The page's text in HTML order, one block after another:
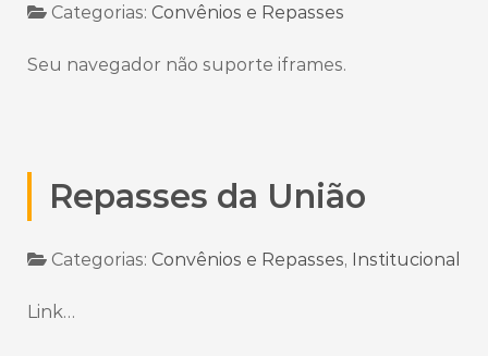
Categorias: Convênios e Repasses
Seu navegador não suporte iframes.
Repasses da União
Categorias: Convênios e Repasses, Institucional
Link…